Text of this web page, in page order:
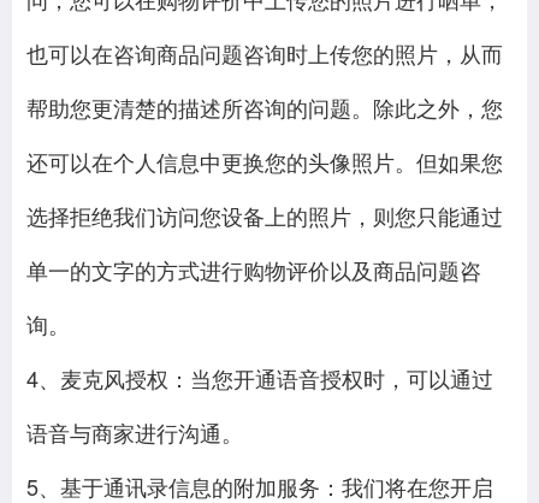
也可以在咨询商品问题咨询时上传您的照片，从而
帮助您更清楚的描述所咨询的问题。除此之外，您
还可以在个人信息中更换您的头像照片。但如果您
选择拒绝我们访问您设备上的照片，则您只能通过
单一的文字的方式进行购物评价以及商品问题咨
询。
4、麦克风授权：当您开通语音授权时，可以通过
语音与商家进行沟通。
5、基于通讯录信息的附加服务：我们将在您开启